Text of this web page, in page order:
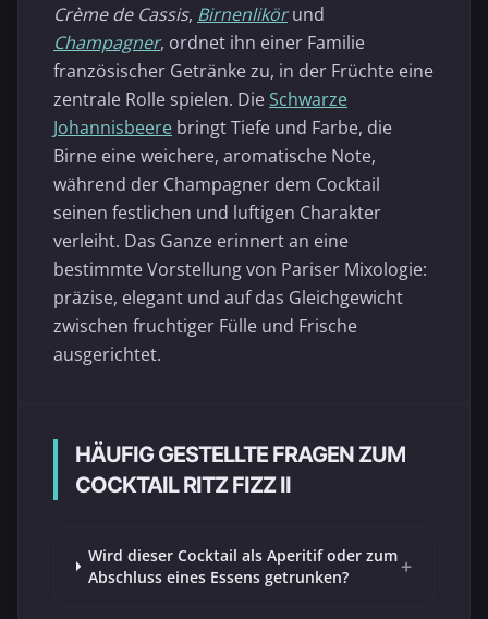
Crème de Cassis, Birnenlikörund
Champagner, ordnet ihn einer Familie
französischer Getränke zu, in der Früchte eine
zentrale Rolle spielen. Die Schwarze
Johannisbeere bringt Tiefe und Farbe, die
Birne eine weichere, aromatische Note,
während der Champagner dem Cocktail
seinen festlichen und luftigen Charakter
verleiht. Das Ganze erinnert an eine
bestimmte Vorstellung von Pariser Mixologie:
präzise, elegant und auf das Gleichgewicht
zwischen fruchtiger Fülle und Frische
ausgerichtet.
HÄUFIG GESTELLTE FRAGEN ZUM
COCKTAIL RITZ FIZZ II
Wird dieser Cocktail als Aperitif oder zum
Abschluss eines Essens getrunken?
+